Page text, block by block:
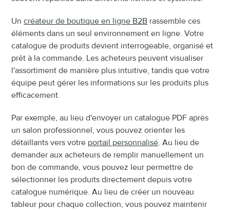
Un créateur de boutique en ligne B2B rassemble ces
éléments dans un seul environnement en ligne. Votre
catalogue de produits devient interrogeable, organisé et
prêt à la commande. Les acheteurs peuvent visualiser
l'assortiment de manière plus intuitive, tandis que votre
équipe peut gérer les informations sur les produits plus
efficacement.
Par exemple, au lieu d'envoyer un catalogue PDF après
un salon professionnel, vous pouvez orienter les
détaillants vers votre portail personnalisé. Au lieu de
demander aux acheteurs de remplir manuellement un
bon de commande, vous pouvez leur permettre de
sélectionner les produits directement depuis votre
catalogue numérique. Au lieu de créer un nouveau
tableur pour chaque collection, vous pouvez maintenir